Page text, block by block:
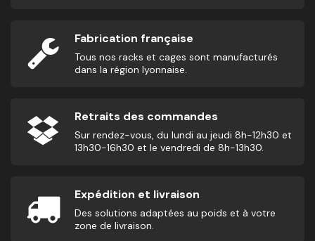
Fabrication française
Tous nos racks et cages sont manufacturés
dans la région lyonnaise.
Retraits des commandes
Sur rendez-vous, du lundi au jeudi 8h-12h30 et
13h30-16h30 et le vendredi de 8h-13h30.
Expédition et livraison
Des solutions adaptées au poids et à votre
zone de livraison.